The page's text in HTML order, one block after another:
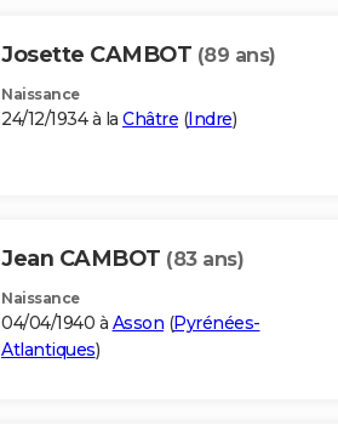
Josette CAMBOT (89 ans)
Naissance
24/12/1934 à la Châtre (Indre)
Jean CAMBOT (83 ans)
Naissance
04/04/1940 à Asson (Pyrénées-
Atlantiques)